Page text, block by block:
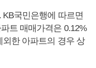
국민은행에 따르면
트 매매가격은 0.12%
한 아파트의 경우 상